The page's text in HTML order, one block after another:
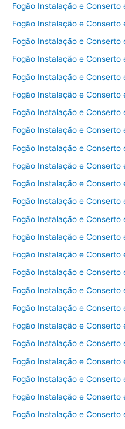
Fogão Instalação e Conserto
Fogão Instalação e Conserto
Fogão Instalação e Conserto
Fogão Instalação e Conserto
Fogão Instalação e Conserto
Fogão Instalação e Conserto
Fogão Instalação e Conserto
Fogão Instalação e Conserto
Fogão Instalação e Conserto
Fogão Instalação e Conserto
Fogão Instalação e Conserto
Fogão Instalação e Conserto
Fogão Instalação e Conserto
Fogão Instalação e Conserto
Fogão Instalação e Conserto
Fogão Instalação e Conserto
Fogão Instalação e Conserto
Fogão Instalação e Conserto
Fogão Instalação e Conserto
Fogão Instalação e Conserto
Fogão Instalação e Conserto
Fogão Instalação e Conserto
Fogão Instalação e Conserto
Fogão Instalação e Conserto